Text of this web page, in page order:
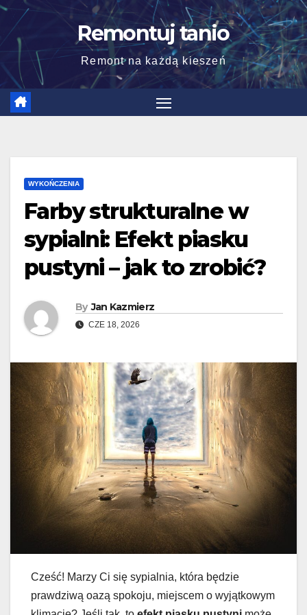
Skip
content
Remontuj tanio
Remont na każdą kieszeń
WYKOŃCZENIA
Farby strukturalne w
sypialni: Efekt piasku
pustyni – jak to zrobić?
By Jan Kazmierz
CZE 18, 2026
Cześć! Marzy Ci się sypialnia, która będzie
prawdziwą oazą spokoju, miejscem o wyjątkowym